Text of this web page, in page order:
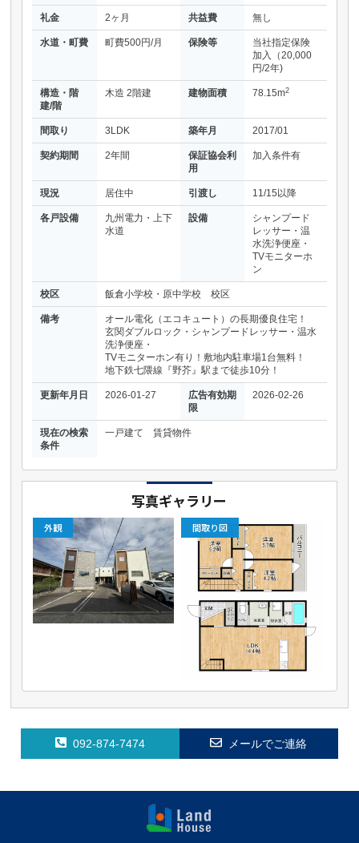
礼金 2ヶ月 共益費 無し
水道・町費 町費500円/月 保険等
当社指定保険
加入（20,000
円/2年)
構造・階
建/階
木造 2階建 建物面積 78.15m2
間取り 3LDK 築年月 2017/01
契約期間 2年間
保証協会利
用
加入条件有
現況 居住中 引渡し 11/15以降
各戸設備
九州電力・上下
水道
設備
シャンプード
レッサー・温
水洗浄便座・
TVモニターホ
ン
校区 飯倉小学校・原中学校 校区
備考
オール電化（エコキュート）の長期優良住宅！
玄関ダブルロック・シャンプードレッサー・温水
洗浄便座・
TVモニターホン有り！敷地内駐車場1台無料！
地下鉄七隈線『野芥』駅まで徒歩10分！
更新年月日 2026-01-27
広告有効期
限
2026-02-26
現在の検索
条件
一戸建て 賃貸物件
写真ギャラリー
外観 間取り図
092-874-7474 メールでご連絡